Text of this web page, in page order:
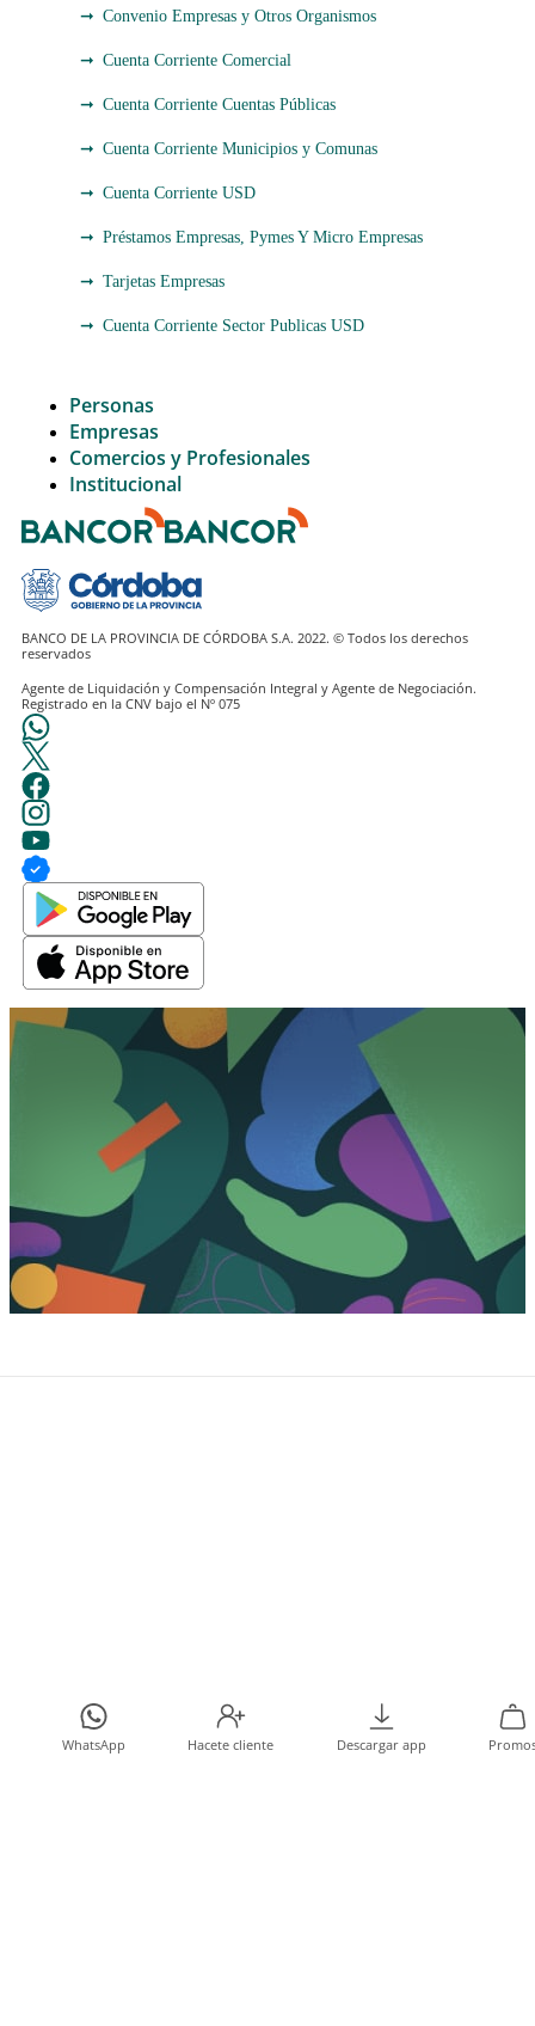
Convenio Empresas y Otros Organismos
Cuenta Corriente Comercial
Cuenta Corriente Cuentas Públicas
Cuenta Corriente Municipios y Comunas
Cuenta Corriente USD
Préstamos Empresas, Pymes Y Micro Empresas
Tarjetas Empresas
Cuenta Corriente Sector Publicas USD
Personas
Empresas
Comercios y Profesionales
Institucional
BANCO DE LA PROVINCIA DE CÓRDOBA S.A. 2022. © Todos los derechos
Agente de Liquidación y Compensación Integral y Agente de Negociación.
Registrado en la CNV bajo el Nº 075
WhatsApp Hacete cliente Descargar app